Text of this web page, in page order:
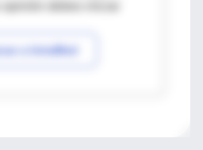
a IntraMed